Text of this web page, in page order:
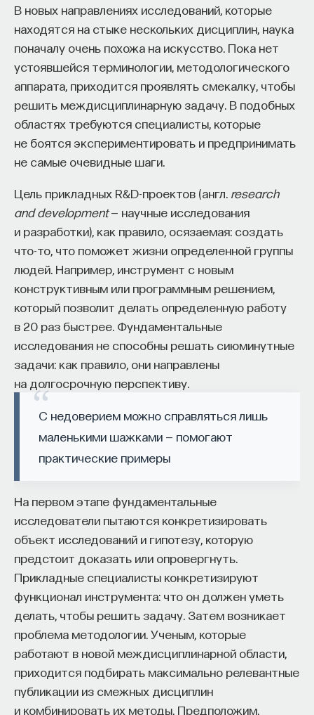
В новых направлениях исследований, которые
находятся на стыке нескольких дисциплин, наука
поначалу очень похожа на искусство. Пока нет
устоявшейся терминологии, методологического
аппарата, приходится проявлять смекалку, чтобы
решить междисциплинарную задачу. В подобных
областях требуются специалисты, которые
не боятся экспериментировать и предпринимать
не самые очевидные шаги.
Цель прикладных R&D-проектов (англ. research
and development— научные исследования
и разработки), как правило, осязаемая: создать
что-то, что поможет жизни определенной группы
людей. Например, инструмент с новым
конструктивным или программным решением,
который позволит делать определенную работу
в 20 раз быстрее. Фундаментальные
исследования не способны решать сиюминутные
задачи: как правило, они направлены
на долгосрочную перспективу.
С недоверием можно справляться лишь
маленькими шажками — помогают
практические примеры
На первом этапе фундаментальные
исследователи пытаются конкретизировать
объект исследований и гипотезу, которую
предстоит доказать или опровергнуть.
Прикладные специалисты конкретизируют
функционал инструмента: что он должен уметь
делать, чтобы решить задачу. Затем возникает
проблема методологии. Ученым, которые
работают в новой междисциплинарной области,
приходится подбирать максимально релевантные
публикации из смежных дисциплин
и комбинировать их методы. Предположим,
им. М. В. Ломоносова, специалист в области
физиологии мозга
БИОЛОГИЯ
БИОЛОГИЯ МОЗГ НЕЙРОФИЗИОЛОГИЯ
ЕСТЕСТВЕННЫЕ НАУКИ ЖУРНАЛ
КУРС
Химия между нейронами:
вещества, которые управляют
нами
СОХРАНИТЬ КУРС
Внеси свой вклад в дело
просвещения!
ПОДДЕРЖАТЬ ПОСТНАУКУ
Понятное дело, что у меня нет такой
иллюзии, что мы прям
бессмертия достигнем. Понятно, что
от кирпича на голову никто не застрахован.
Понятно, что любой может попасть в авто-
или в авиакатастрофу, и все причины
смерти сложно устранить. Но мне видится,
что человек мог бы жить сильно-сильно
дольше, чем сейчас. Я обычно такую
привожу цифру, что если бы мы в 30 лет
переставала бы увеличиваться
в среднем продолжительности жизни
выросла бы до тысячи лет. Вот настолько
старение нас убивает. Старение — это
Почему люди считают бессмертие скучным
Есть люди, которым и правда скучно жить,